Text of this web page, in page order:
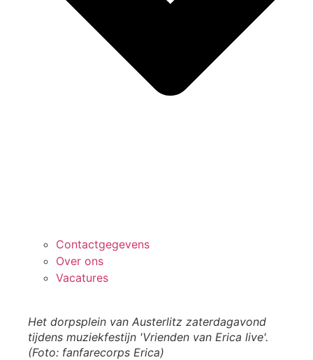
Contactgegevens
Over ons
Vacatures
Het dorpsplein van Austerlitz zaterdagavond
tijdens muziekfestijn 'Vrienden van Erica live'.
(Foto: fanfarecorps Erica)